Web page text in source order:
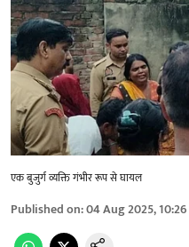
एक बुजुर्ग व्यक्ति गंभीर रूप से घायल
Published on:04 Aug 2025,